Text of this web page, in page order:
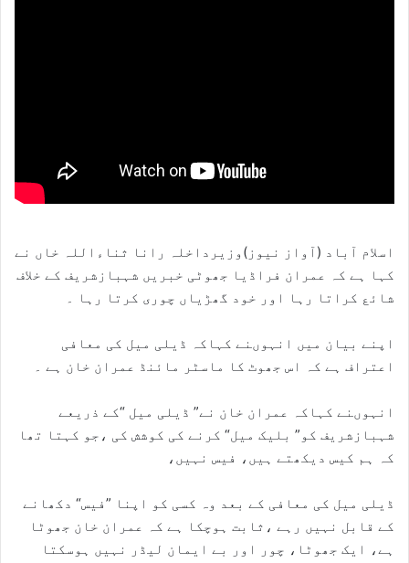
اسلام آباد (آواز نیوز)وزیرداخلہ رانا ثناءاللہ خاں نے
کہا ہے کہ عمران فراڈیا جھوٹی خبریں شہبازشریف کے خلاف
شائع کراتا رہا اور خود گھڑیاں چوری کرتا رہا ۔
اپنے بیان میں انہوںنے کہاکہ ڈیلی میل کی معافی
اعتراف ہے کہ اس جھوٹ کا ماسٹر مائنڈ عمران خان ہے ۔
انہوںنے کہاکہ عمران خان نے” ڈیلی میل “کے ذریعے
شہبازشریف کو” بلیک میل“ کرنے کی کوشش کی ،جو کہتا تھا
کہ ہم کیس دیکھتے ہیں، فیس نہیں،
ڈیلی میل کی معافی کے بعد وہ کسی کو اپنا ”فیس“ دکھانے
کے قابل نہیں رہے ،ثابت ہوچکا ہے کہ عمران خان جھوٹا
ہے، ایک جھوٹا، چور اور بے ایمان لیڈر نہیں ہوسکتا